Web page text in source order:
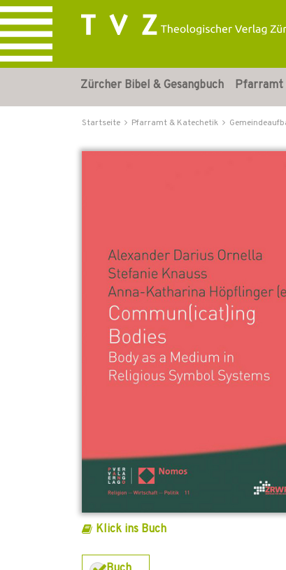
Zürcher Bibel & Gesangbuch Pfarramt
Startseite Pfarramt & Katechetik
Klick ins Buch